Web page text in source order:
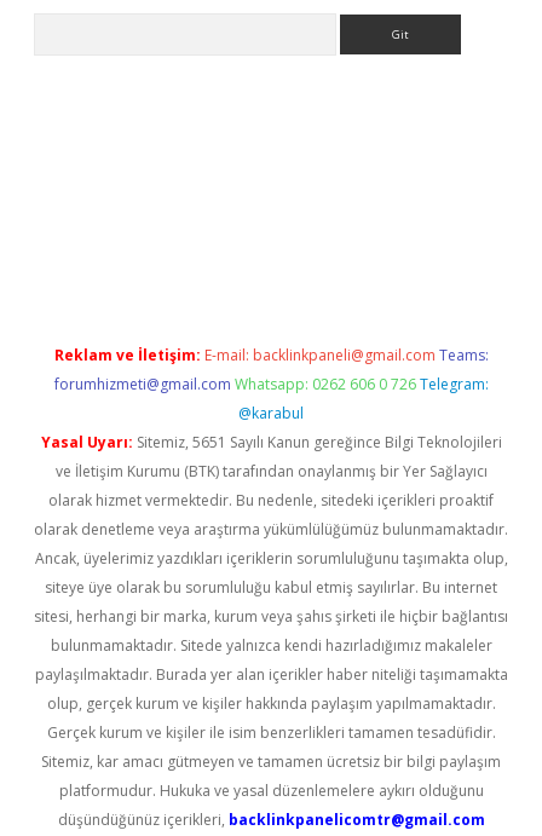
Reklam ve İletişim: E-mail: backlinkpaneli@gmail.com Teams:
forumhizmeti@gmail.com Whatsapp: 0262 606 0 726 Telegram:
@karabul
Yasal Uyarı: Sitemiz, 5651 Sayılı Kanun gereğince Bilgi Teknolojileri
ve İletişim Kurumu (BTK) tarafından onaylanmış bir Yer Sağlayıcı
olarak hizmet vermektedir. Bu nedenle, sitedeki içerikleri proaktif
olarak denetleme veya araştırma yükümlülüğümüz bulunmamaktadır.
Ancak, üyelerimiz yazdıkları içeriklerin sorumluluğunu taşımakta olup,
siteye üye olarak bu sorumluluğu kabul etmiş sayılırlar. Bu internet
sitesi, herhangi bir marka, kurum veya şahıs şirketi ile hiçbir bağlantısı
bulunmamaktadır. Sitede yalnızca kendi hazırladığımız makaleler
paylaşılmaktadır. Burada yer alan içerikler haber niteliği taşımamakta
olup, gerçek kurum ve kişiler hakkında paylaşım yapılmamaktadır.
Gerçek kurum ve kişiler ile isim benzerlikleri tamamen tesadüfidir.
Sitemiz, kar amacı gütmeyen ve tamamen ücretsiz bir bilgi paylaşım
platformudur. Hukuka ve yasal düzenlemelere aykırı olduğunu
düşündüğünüz içerikleri, backlinkpanelicomtr@gmail.com